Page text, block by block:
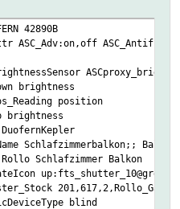
42890B
ASC_Adv:on,off
brightness
position
brightness
DuofernKepler
Schlafzimmerbalkon;;
Rollo Schlafzimmer Balkon
blind